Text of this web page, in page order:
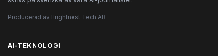
Producerad av Brightnest Tech AB
AI-TEKNOLOGI